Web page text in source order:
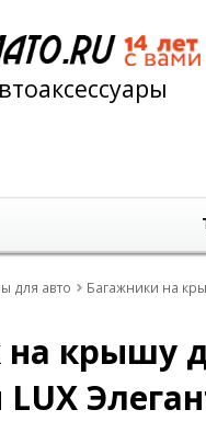
для авто Багажники на
крышу